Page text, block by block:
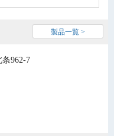
製品一覧 >
962-7